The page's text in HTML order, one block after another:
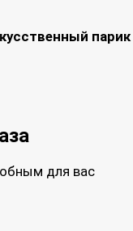
парик
для вас